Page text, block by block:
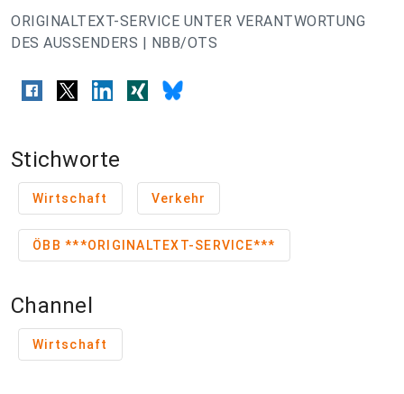
ORIGINALTEXT-SERVICE UNTER VERANTWORTUNG
DES AUSSENDERS | NBB/OTS
Stichworte
Wirtschaft Verkehr
ÖBB ***ORIGINALTEXT-SERVICE***
Channel
Wirtschaft